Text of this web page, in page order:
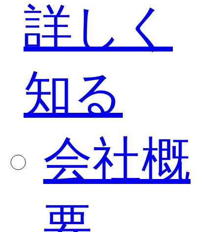
詳しく
知る
会社概